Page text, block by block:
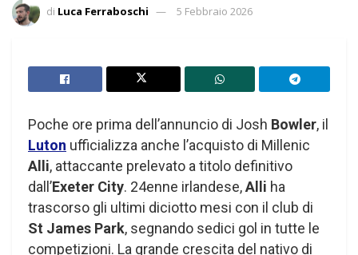
di Luca Ferraboschi 5 Febbraio 2026
Poche ore prima dell’annuncio di Josh Bowler, il
Luton ufficializza anche l’acquisto di Millenic
Alli, attaccante prelevato a titolo definitivo
dall’Exeter City. 24enne irlandese,Alli ha
trascorso gli ultimi diciotto mesi con il club di
St James Park, segnando sedici gol in tutte le
competizioni. La grande crescita del nativo di